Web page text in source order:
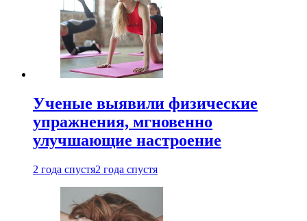
Ученые выявили физические
упражнения, мгновенно
улучшающие настроение
2 года спустя2 года спустя